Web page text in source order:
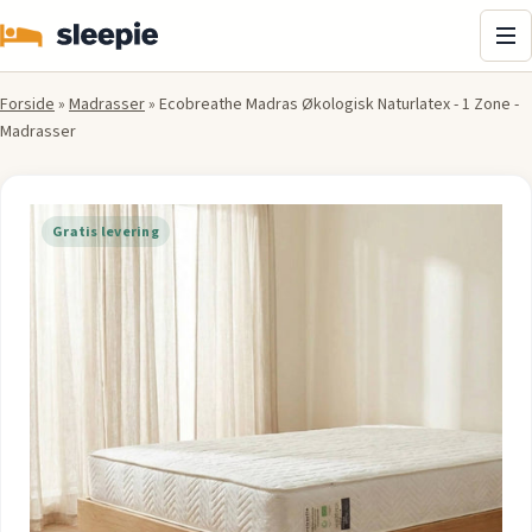
Forside» Madrasser» Ecobreathe Madras Økologisk Naturlatex - 1 Zone -
Madrasser
Gratis levering